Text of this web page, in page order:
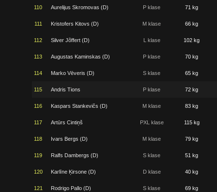
110 Aurelijus Skromovas (D) P klase 71 kg
111 Kristofers Kitovs (D) M klase 66 kg
112 Silver Jõffert (D) L klase 102 kg
113 Augustas Kaminskas (D) P klase 70 kg
114 Marko Vēveris (D) S klase 65 kg
115 Andris Tions P klase 72 kg
116 Kaspars Stankevičs (D) M klase 83 kg
117 Artūrs Cintiņš PXL klase 115 kg
118 Ivars Bergs (D) M klase 79 kg
119 Ralfs Dambergs (D) S klase 51 kg
120 Karlīne Ķirsone (D) D klase 40 kg
121 Rodrigo Pallo (D) S klase 69 kg